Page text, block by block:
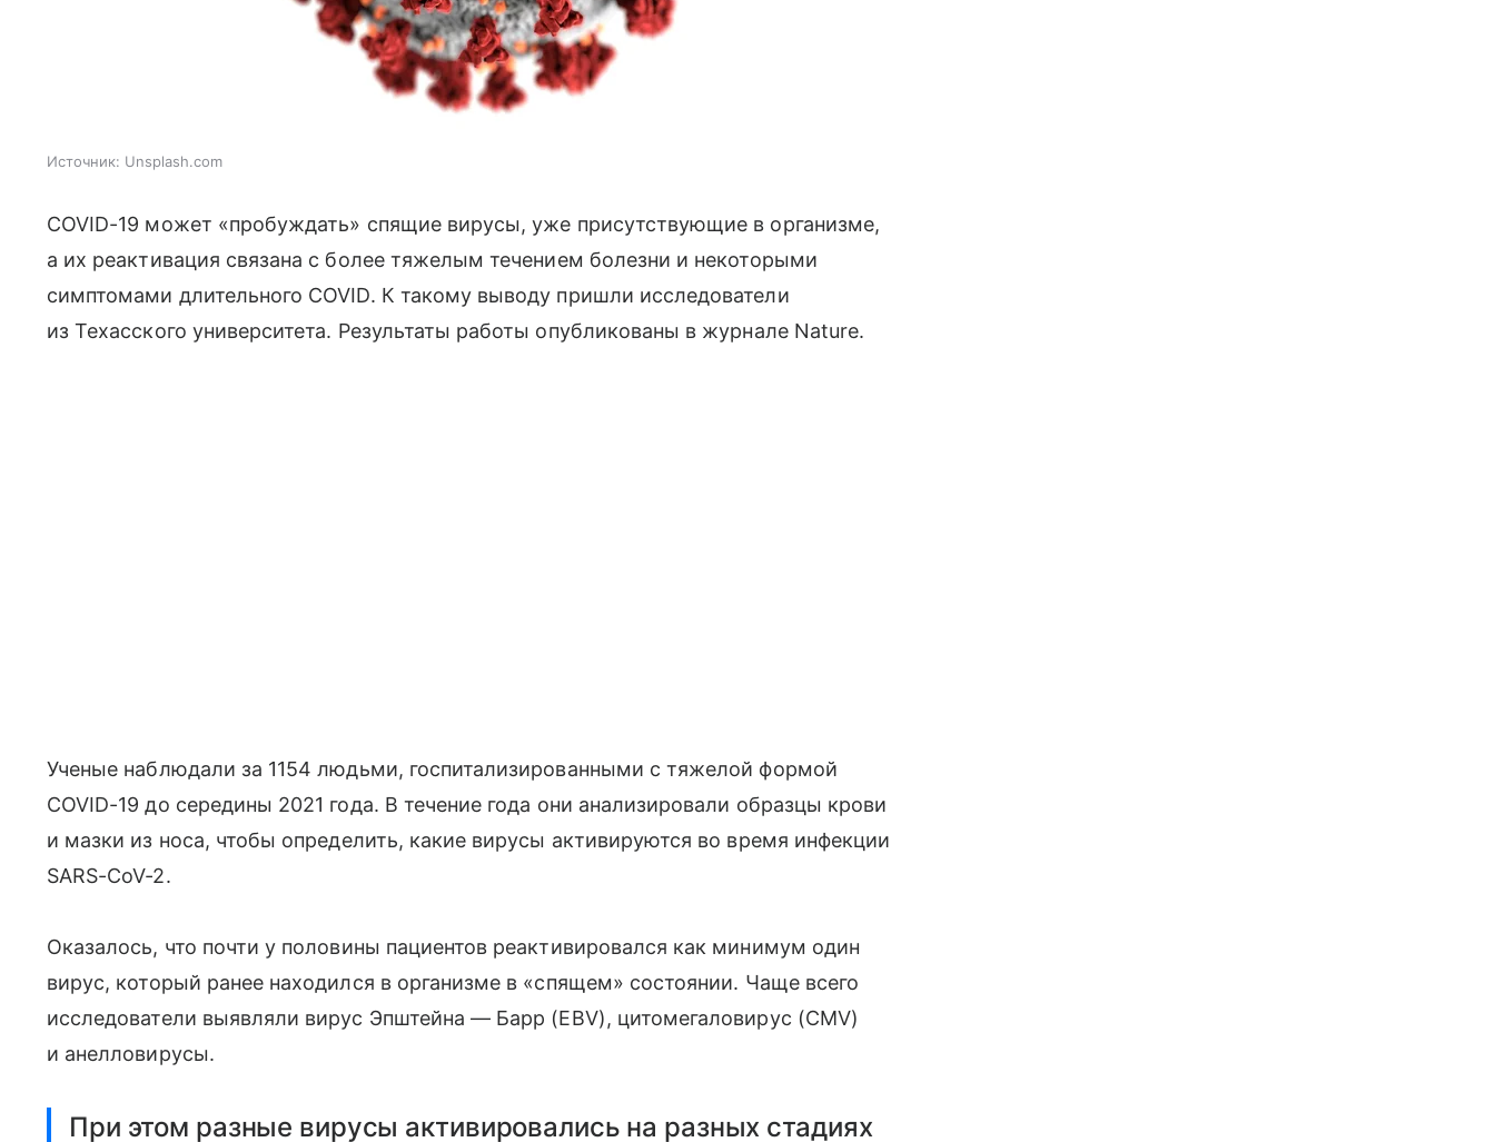
Источник: Unsplash.com
COVID-19 может «пробуждать» спящие вирусы, уже присутствующие в организме,
а их реактивация связана с более тяжелым течением болезни и некоторыми
симптомами длительного COVID. К такому выводу пришли исследователи
из Техасского университета. Результаты работы опубликованы в журнале Nature.
Ученые наблюдали за 1154 людьми, госпитализированными с тяжелой формой
COVID-19 до середины 2021 года. В течение года они анализировали образцы крови
и мазки из носа, чтобы определить, какие вирусы активируются во время инфекции
SARS-CoV-2.
Оказалось, что почти у половины пациентов реактивировался как минимум один
вирус, который ранее находился в организме в «спящем» состоянии. Чаще всего
исследователи выявляли вирус Эпштейна — Барр (EBV), цитомегаловирус (CMV)
и анелловирусы.
При этом разные вирусы активировались на разных стадиях